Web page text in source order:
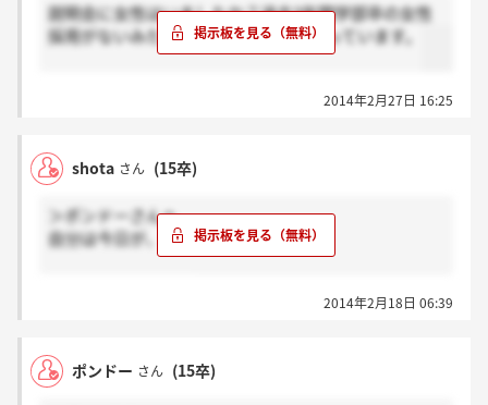
説明会に女性はいましたか？過去3年間学部卒の女性
採用がないみたいで説明会にいくか迷っています。
2014年2月27日 16:25
shota さん (15卒)
＞ポンドーさんへ
自分は今日が、一次です。
2014年2月18日 06:39
ポンドー さん (15卒)